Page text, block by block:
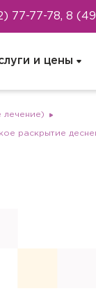
77-77-78, 8
и цены
лечение)
раскрытие